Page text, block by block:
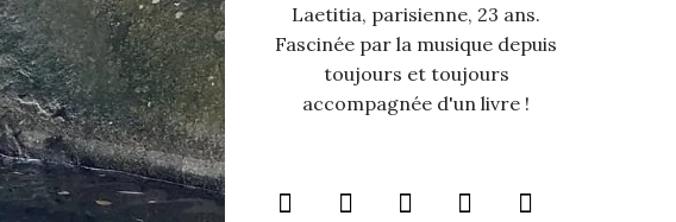
Laetitia, parisienne, 23 ans.
Fascinée par la musique depuis
toujours et toujours
accompagnée d'un livre !